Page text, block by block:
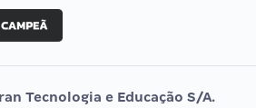
Vunesp
Tecnologia e Educação S/A.